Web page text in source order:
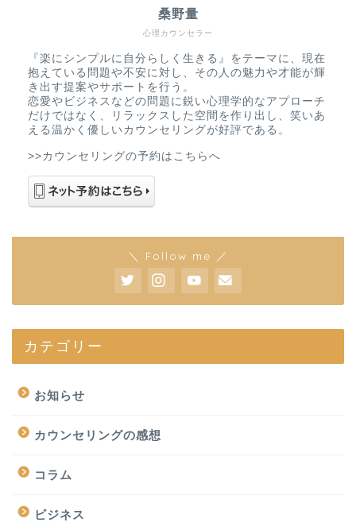
心理カウンセラー
桑野量
『楽にシンプルに自分らしく生きる』をテーマに、現在
抱えている問題や不安に対し、その人の魅力や才能が輝
き出す提案やサポートを行う。
恋愛やビジネスなどの問題に鋭い心理学的なアプローチ
だけではなく、リラックスした空間を作り出し、笑いあ
える温かく優しいカウンセリングが好評である。
>>カウンセリングの予約はこちらへ
＼ Follow me ／
カテゴリー
お知らせ
カウンセリングの感想
コラム
ビジネス